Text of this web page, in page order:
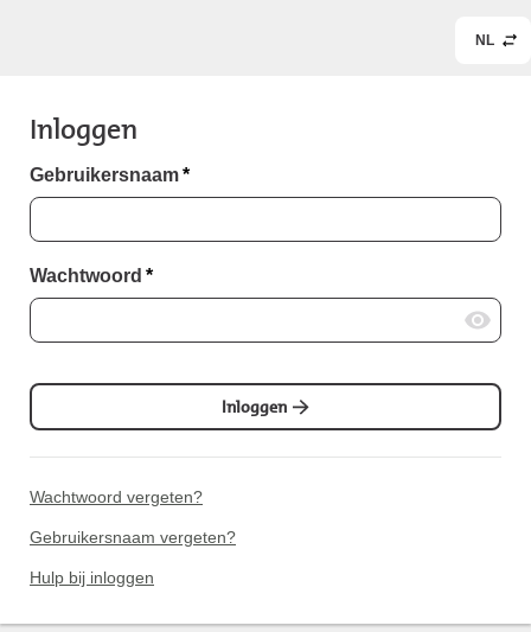
NL
Inloggen
Gebruikersnaam*
Wachtwoord *
Inloggen
Wachtwoord vergeten?
Gebruikersnaam vergeten?
Hulp bij inloggen